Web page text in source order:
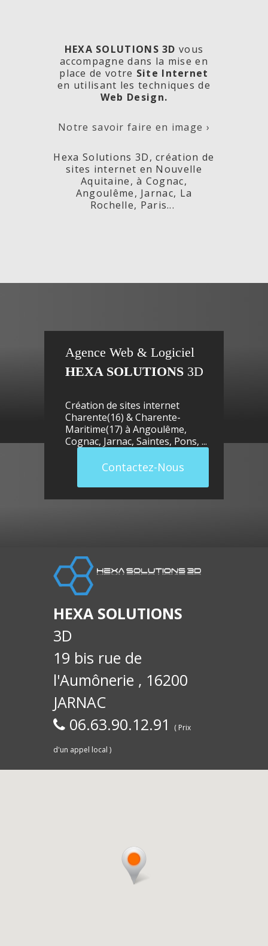
Les
Maguy -
Commerce,
Saintes
HEXA SOLUTIONS 3D vous
accompagne dans la mise en
place de votre Site Internet
en utilisant les techniques de
Web Design.
Notre savoir faire en image ›
Hexa Solutions 3D, création de
sites internet en Nouvelle
Aquitaine, à Cognac,
Angoulême, Jarnac, La
Rochelle, Paris...
Agence Web & Logiciel
HEXA SOLUTIONS 3D
Création de sites internet
Charente(16) & Charente-
Maritime(17) à Angoulême,
Cognac, Jarnac, Saintes, Pons, ...
Contactez-Nous
HEXA SOLUTIONS
3D
19 bis rue de
l'Aumônerie , 16200
JARNAC
06.63.90.12.91
( Prix
d'un appel local )